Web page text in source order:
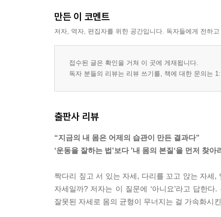
만든 이 코멘트
저자, 역자, 편집자를 위한 공간입니다. 독자들에게 전하
접수된 글은 확인을 거쳐 이 곳에 게재됩니다.
독자 분들의 리뷰는 리뷰 쓰기를, 책에 대한 문의는
출판사 리뷰
“지금의 내 몸은 어제의 습관이 만든 결과다”
‘운동을 잘하는 법’보다 ’내 몸의 본질‘을 먼저 찾아
짝다리 짚고 서 있는 자세, 다리를 꼬고 앉는 자세
자세일까? 저자는 이 질문에 ‘아니요’라고 답한
잘못된 자세로 몸의 균형이 무너지는 걸 가속화시